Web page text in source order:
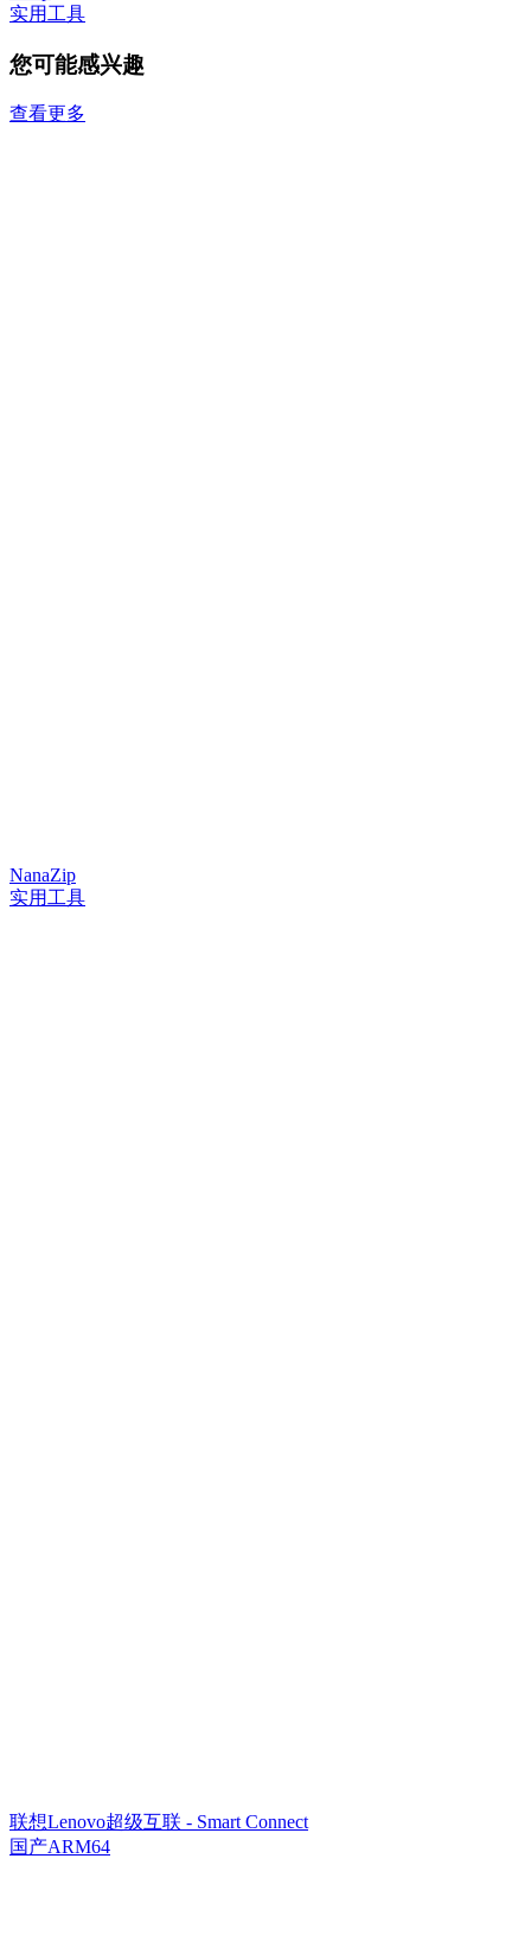
实用工具
您可能感兴趣
查看更多
NanaZip
实用工具
联想Lenovo超级互联 - Smart Connect
国产ARM64